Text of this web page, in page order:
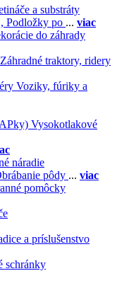
a substráty
Podložky po ... viac
do záhrady
Záhradné traktory, ridery
Voziky, fúriky a
Vysokotlakové
náradie
pôdy ... viac
pomôcky
a príslušenstvo
schránky